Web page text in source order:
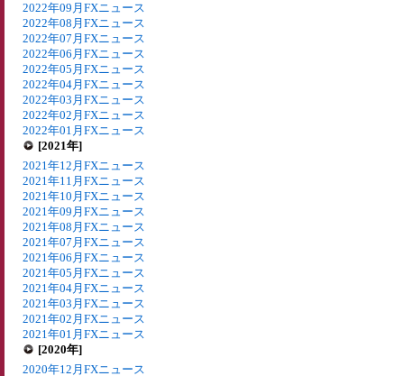
2022年09月FXニュース
2022年08月FXニュース
2022年07月FXニュース
2022年06月FXニュース
2022年05月FXニュース
2022年04月FXニュース
2022年03月FXニュース
2022年02月FXニュース
2022年01月FXニュース
[2021年]
2021年12月FXニュース
2021年11月FXニュース
2021年10月FXニュース
2021年09月FXニュース
2021年08月FXニュース
2021年07月FXニュース
2021年06月FXニュース
2021年05月FXニュース
2021年04月FXニュース
2021年03月FXニュース
2021年02月FXニュース
2021年01月FXニュース
[2020年]
2020年12月FXニュース